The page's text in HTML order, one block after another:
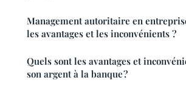
Management autoritaire en
les avantages et les inconvénients ?
Quels sont les avantages et
son argent à la banque ?